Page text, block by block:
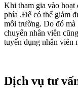
Khi tham gia vào
phía .Để có thể giảm
môi trường. Do đó mà
chuyển nhân viên
tuyển dụng nhân viên
Dịch vụ tư